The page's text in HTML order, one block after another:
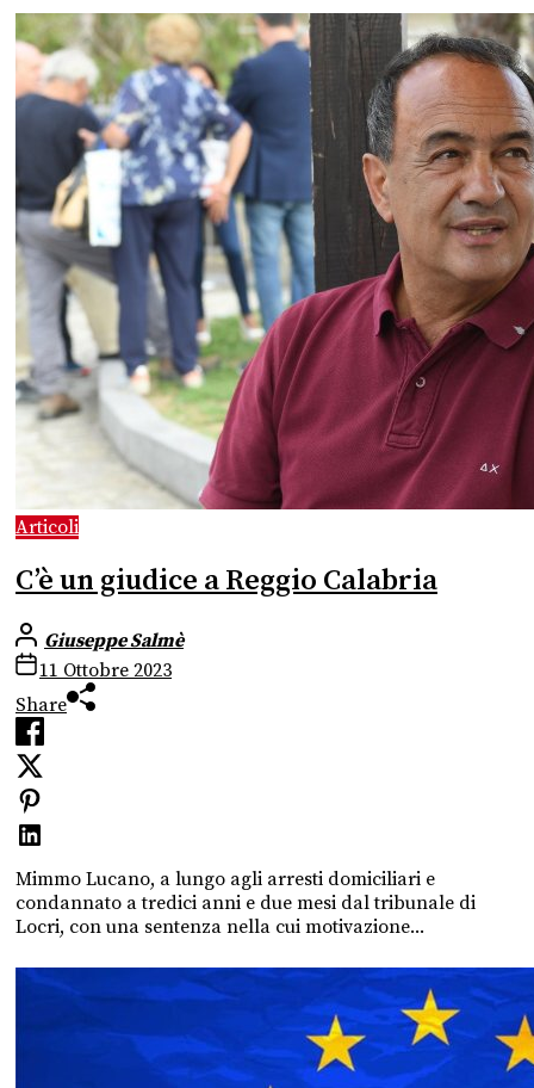
Articoli
C’è un giudice a Reggio Calabria
Giuseppe Salmè
11 Ottobre 2023
Share
Mimmo Lucano, a lungo agli arresti domiciliari e
condannato a tredici anni e due mesi dal tribunale di
Locri, con una sentenza nella cui motivazione...